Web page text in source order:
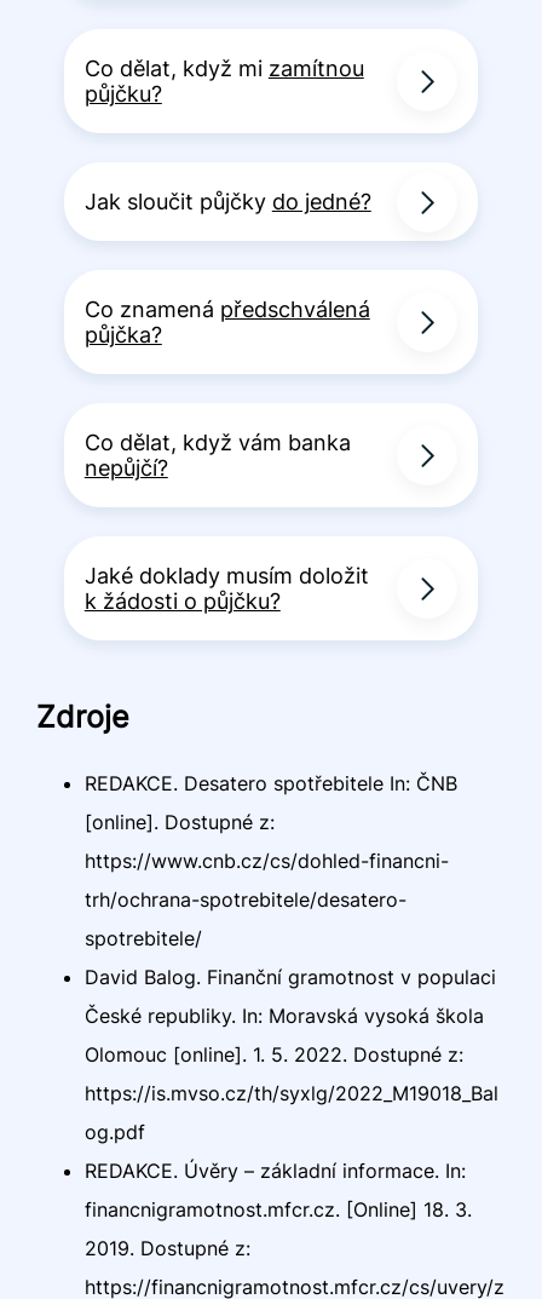
Co dělat, když mi zamítnou
půjčku?
Jak sloučit půjčky do jedné?
Co znamená předschválená
půjčka?
Co dělat, když vám banka
nepůjčí?
Jaké doklady musím doložit
k žádosti o půjčku?
Zdroje
REDAKCE. Desatero spotřebitele In: ČNB
[online]. Dostupné z:
https://www.cnb.cz/cs/dohled-financni-
trh/ochrana-spotrebitele/desatero-
spotrebitele/
David Balog. Finanční gramotnost v populaci
České republiky. In: Moravská vysoká škola
Olomouc [online]. 1. 5. 2022. Dostupné z:
https://is.mvso.cz/th/syxlg/2022_M19018_Bal
og.pdf
REDAKCE. Úvěry – základní informace. In:
financnigramotnost.mfcr.cz. [Online] 18. 3.
2019. Dostupné z:
https://financnigramotnost.mfcr.cz/cs/uvery/z